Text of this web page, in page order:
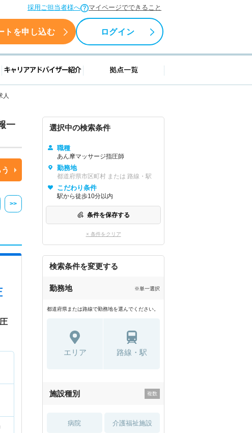
採用ご担当者様へ マイページでできること
トを申し込む ログイン
転職支援情報 キャリアアドバイザー紹介 拠点一覧
人
一
>>
選択中の検索条件
職種
あん摩マッサージ指圧師
勤務地
都道府県市区町村 または 路線・駅
こだわり条件
駅から徒歩10分以内
条件を保存する
× 条件をクリア
検索条件を変更する
勤務地 ※単一選択
都道府県または路線で勤務地を選んでください。
エリア 路線・駅
施設種別
病院 介護福祉施設